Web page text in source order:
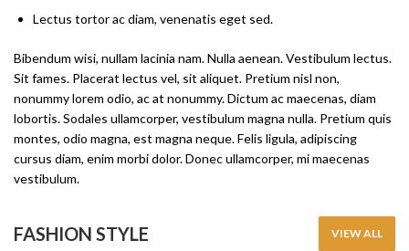
Lectus tortor ac diam, venenatis eget sed.
Bibendum wisi, nullam lacinia nam. Nulla aenean. Vestibulum lectus.
Sit fames. Placerat lectus vel, sit aliquet. Pretium nisl non,
nonummy lorem odio, ac at nonummy. Dictum ac maecenas, diam
lobortis. Sodales ullamcorper, vestibulum magna nulla. Pretium quis
montes, odio magna, est magna neque. Felis ligula, adipiscing
cursus diam, enim morbi dolor. Donec ullamcorper, mi maecenas
vestibulum.
FASHION STYLE VIEW ALL